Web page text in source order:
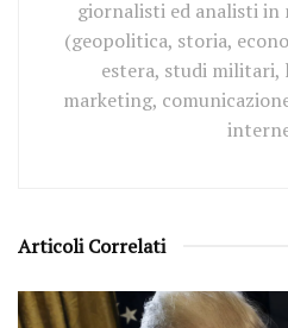
giornalisti ed analisti in
(geopolitica, storia,
estera, studi
marketing,
Articoli Correlati